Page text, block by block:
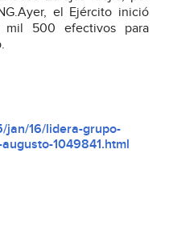
el Ejército inició
500 efectivos para
jan/16/lidera-grupo-
1049841.html